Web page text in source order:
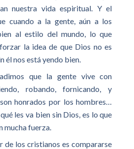
nuestra vida espiritual. Y el
cuando a la gente, aún a los
al estilo del mundo, lo que
la idea de que Dios no es
él nos está yendo bien.
que la gente vive con
robando, fornicando, y
honrados por los hombres…
les va bien sin Dios, es lo que
mucha fuerza.
de los cristianos es compararse